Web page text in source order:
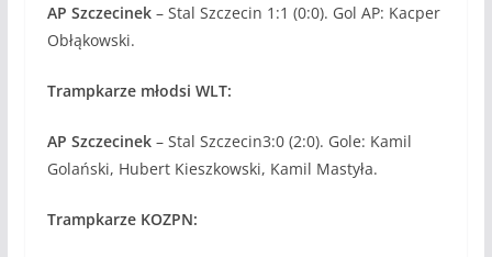
AP Szczecinek – Stal Szczecin 1:1 (0:0). Gol AP: Kacper
Obłąkowski.
Trampkarze młodsi WLT:
AP Szczecinek – Stal Szczecin3:0 (2:0). Gole: Kamil
Golański, Hubert Kieszkowski, Kamil Mastyła.
Trampkarze KOZPN: